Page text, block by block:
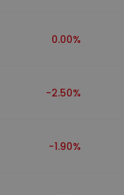
0.00%
-2.50%
-1.90%